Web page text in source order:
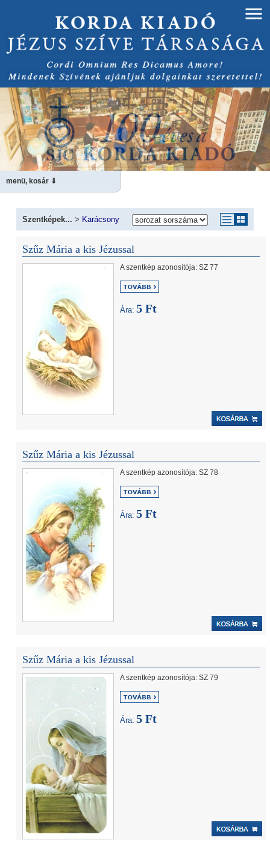
menü, kosár ⇓
Szentképek... > Karácsony
Szűz Mária a kis Jézussal
A szentkép azonosítója: SZ 77
Ára: 5 Ft
Szűz Mária a kis Jézussal
A szentkép azonosítója: SZ 78
Ára: 5 Ft
Szűz Mária a kis Jézussal
A szentkép azonosítója: SZ 79
Ára: 5 Ft